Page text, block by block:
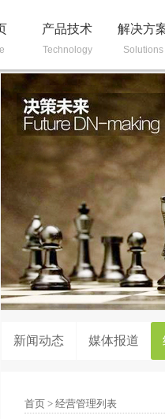
产品技术
Technology
解决方
Solutions
新闻动态 媒体报道
首页 > 经营管理列表